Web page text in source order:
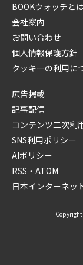
BOOKウォッチと
会社案内
お問い合わせ
個人情報保護方針
クッキーの利用に
広告掲載
記事配信
コンテンツ二次利
SNS利用ポリシー
AIポリシー
RSS・ATOM
日本インターネッ